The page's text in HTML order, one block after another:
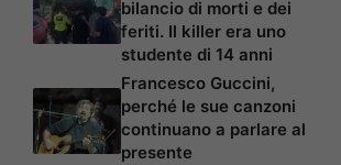
bilancio di morti e dei
feriti. Il killer era uno
studente di 14 anni
Francesco Guccini,
perché le sue canzoni
continuano a parlare al
presente